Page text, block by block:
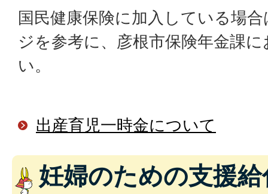
国民健康保険に加入している場
ジを参考に、彦根市保険年金課
い。
出産育児一時金について
妊婦のための支援給